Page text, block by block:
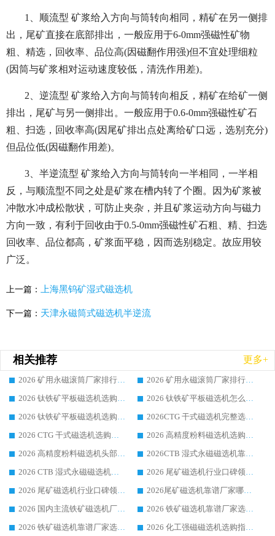
1、顺流型 矿浆给入方向与筒转向相同，精矿在另一侧排
出，尾矿直接在底部排出，一般应用于6-0mm强磁性矿物
粗、精选，回收率、品位高(因磁翻作用强)但不宜处理细粒
(因筒与矿浆相对运动速度较低，清洗作用差)。
2、逆流型 矿浆给入方向与筒转向相反，精矿在给矿一侧
排出，尾矿与另一侧排出。一般应用于0.6-0mm强磁性矿石
粗、扫选，回收率高(因尾矿排出点处离给矿口远，选别充分)
但品位低(因磁翻作用差)。
3、半逆流型 矿浆给入方向与筒转向一半相同，一半相
反，与顺流型不同之处是矿浆在槽内转了个圈。因为矿浆被
冲散水冲成松散状，可防止夹杂，并且矿浆运动方向与磁力
方向一致，有利于回收由于0.5-0mm强磁性矿石粗、精、扫选
回收率、品位都高，矿浆面平稳，因而选别稳定。故应用较
广泛。
上一篇： 上海黑钨矿湿式磁选机
下一篇： 天津永磁筒式磁选机半逆流
相关推荐 更多+
2026 矿用永磁滚筒厂家排行榜选购干货指南 行业口碑标杆华体会手机网页版-华体会(中国) 实力出众
2026 矿用永磁滚筒厂家排行榜选购指南，行业口碑领域强者华体会手机网页版-华体会(中国)
2026 钛铁矿平板磁选机选购全攻略 市场公认优质品牌厂家实力排行榜
2026 钛铁矿平板磁选机怎么选 靠谱生产企业实力排行榜选购参考攻略
2026 钛铁矿平板磁选机选购指南 行业口碑优选品牌生产企业实力排行榜
2026CTG 干式磁选机完整选购指南 行业口碑顶尖靠谱生产龙头厂家实力推荐
2026 CTG 干式磁选机选购指南|行业口碑靠谱生产厂家领域强者推荐
2026 高精度粉料磁选机选购全攻略 行业优质品牌华体会手机网页版-华体会(中国) 实力深度解析
2026 高精度粉料磁选机头部厂家选购指南 行业口碑靠谱品牌推荐 领域强者华体会手机网页版-华体会(中国) 解析
2026CTB 湿式永磁磁选机靠谱厂家实力排行榜 铁矿选矿设备采购全流程选购指南
2026 CTB 湿式永磁磁选机选购指南|行业口碑良好品牌推荐，领域强者华体会手机网页版-华体会(中国)
2026 尾矿磁选机行业口碑领域强者，源头直供国内主流厂家华体会手机网页版-华体会(中国) 一站式服务
2026 尾矿磁选机行业口碑领域强者，源头直供国内主流厂家华体会手机网页版-华体会(中国) 一站式服务
2026尾矿磁选机靠谱厂家哪家好 行业口碑领域强者华体会手机网页版-华体会(中国) 推荐
2026 国内主流铁矿磁选机厂家选购指南|行业口碑好品牌推荐，领域强者华体会手机网页版-华体会(中国)
2026 铁矿磁选机靠谱厂家选购全攻略 行业标杆华体会手机网页版-华体会(中国) 设备性价比出众
2026 铁矿磁选机靠谱厂家选购指南，领域强者华体会手机网页版-华体会(中国) 铁矿磁选机性价比高
2026 化工强磁磁选机选购指南 5 家行业口碑靠谱厂家领域强者推荐